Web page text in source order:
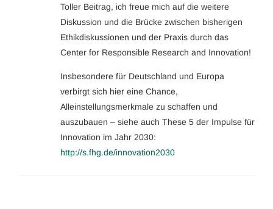
Toller Beitrag, ich freue mich auf die weitere
Diskussion und die Brücke zwischen bisherigen
Ethikdiskussionen und der Praxis durch das
Center for Responsible Research and Innovation!
Insbesondere für Deutschland und Europa
verbirgt sich hier eine Chance,
Alleinstellungsmerkmale zu schaffen und
auszubauen – siehe auch These 5 der Impulse für
Innovation im Jahr 2030:
http://s.fhg.de/innovation2030